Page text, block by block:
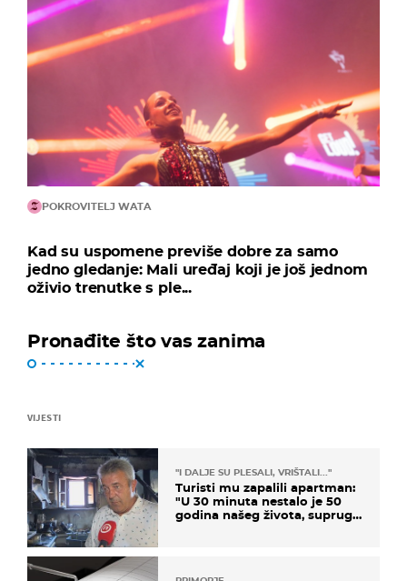
POKROVITELJ WATA
Kad su uspomene previše dobre za samo
jedno gledanje: Mali uređaj koji je još jednom
oživio trenutke s ple...
Pronađite što vas zanima
VIJESTI
"I DALJE SU PLESALI, VRIŠTALI..."
Turisti mu zapalili apartman:
"U 30 minuta nestalo je 50
godina našeg života, supruga